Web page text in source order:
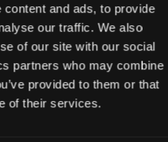
and ads, to provide
our traffic. We also
of our site with our social
partners who may combine
provided to them or that
of their services.
aubergine met
eieren
Baingan ka
€ 17